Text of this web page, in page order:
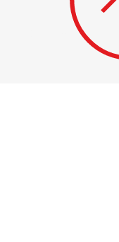
FILIADAS
CBLJ 2017